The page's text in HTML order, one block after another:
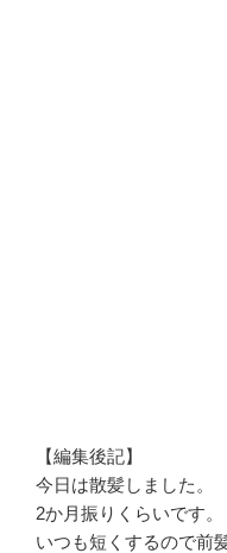
【編集後記】
今日は散髪しました。
2か月振りくらいです。
いつも短くするので前